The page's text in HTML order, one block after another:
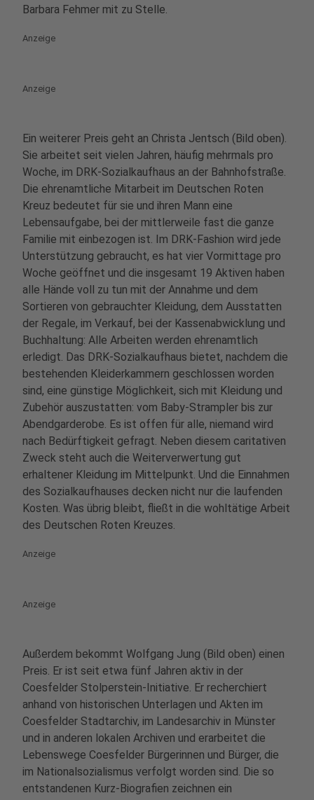
Barbara Fehmer mit zu Stelle.
Anzeige
Anzeige
Ein weiterer Preis geht an Christa Jentsch (Bild oben).
Sie arbeitet seit vielen Jahren, häufig mehrmals pro
Woche, im DRK-Sozialkaufhaus an der Bahnhofstraße.
Die ehrenamtliche Mitarbeit im Deutschen Roten
Kreuz bedeutet für sie und ihren Mann eine
Lebensaufgabe, bei der mittlerweile fast die ganze
Familie mit einbezogen ist. Im DRK-Fashion wird jede
Unterstützung gebraucht, es hat vier Vormittage pro
Woche geöffnet und die insgesamt 19 Aktiven haben
alle Hände voll zu tun mit der Annahme und dem
Sortieren von gebrauchter Kleidung, dem Ausstatten
der Regale, im Verkauf, bei der Kassenabwicklung und
Buchhaltung: Alle Arbeiten werden ehrenamtlich
erledigt. Das DRK-Sozialkaufhaus bietet, nachdem die
bestehenden Kleiderkammern geschlossen worden
sind, eine günstige Möglichkeit, sich mit Kleidung und
Zubehör auszustatten: vom Baby-Strampler bis zur
Abendgarderobe. Es ist offen für alle, niemand wird
nach Bedürftigkeit gefragt. Neben diesem caritativen
Zweck steht auch die Weiterverwertung gut
erhaltener Kleidung im Mittelpunkt. Und die Einnahmen
des Sozialkaufhauses decken nicht nur die laufenden
Kosten. Was übrig bleibt, fließt in die wohltätige Arbeit
des Deutschen Roten Kreuzes.
Anzeige
Anzeige
Außerdem bekommt Wolfgang Jung (Bild oben) einen
Preis. Er ist seit etwa fünf Jahren aktiv in der
Coesfelder Stolperstein-Initiative. Er recherchiert
anhand von historischen Unterlagen und Akten im
Coesfelder Stadtarchiv, im Landesarchiv in Münster
und in anderen lokalen Archiven und erarbeitet die
Lebenswege Coesfelder Bürgerinnen und Bürger, die
im Nationalsozialismus verfolgt worden sind. Die so
entstandenen Kurz-Biografien zeichnen ein